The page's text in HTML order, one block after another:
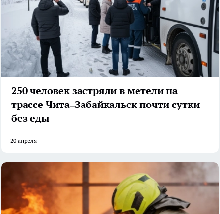
250 человек застряли в метели на
трассе Чита–Забайкальск почти сутки
без еды
20 апреля